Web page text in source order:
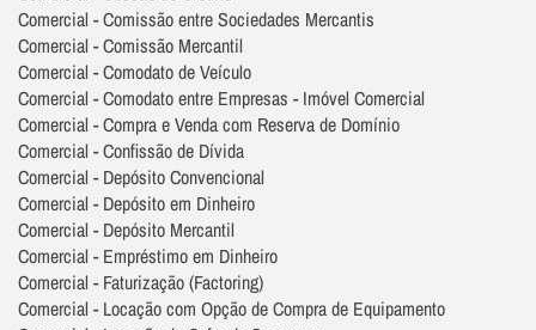
Comercial - Comissão entre Sociedades Mercantis
Comercial - Comissão Mercantil
Comercial - Comodato de Veículo
Comercial - Comodato entre Empresas - Imóvel Comercial
Comercial - Compra e Venda com Reserva de Domínio
Comercial - Confissão de Dívida
Comercial - Depósito Convencional
Comercial - Depósito em Dinheiro
Comercial - Depósito Mercantil
Comercial - Empréstimo em Dinheiro
Comercial - Faturização (Factoring)
Comercial - Locação com Opção de Compra de Equipamento